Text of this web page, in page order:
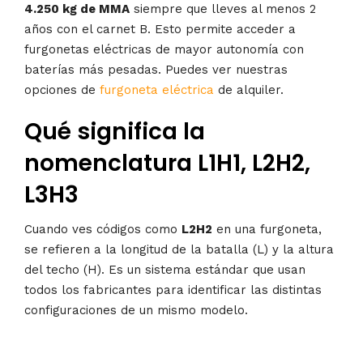
4.250 kg de MMA siempre que lleves al menos 2
años con el carnet B. Esto permite acceder a
furgonetas eléctricas de mayor autonomía con
baterías más pesadas. Puedes ver nuestras
opciones de furgoneta eléctrica de alquiler.
Qué significa la
nomenclatura L1H1, L2H2,
L3H3
Cuando ves códigos como L2H2 en una furgoneta,
se refieren a la longitud de la batalla (L) y la altura
del techo (H). Es un sistema estándar que usan
todos los fabricantes para identificar las distintas
configuraciones de un mismo modelo.